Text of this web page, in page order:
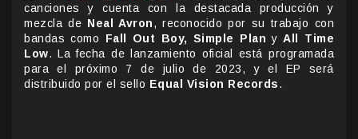
canciones y cuenta con la destacada producción y
mezcla de Neal Avron, reconocido por su trabajo con
bandas como Fall Out Boy, Simple Plany All Time
Low. La fecha de lanzamiento oficial está programada
para el próximo 7 de julio de 2023, y el EP será
distribuido por el sello Equal Vision Records.